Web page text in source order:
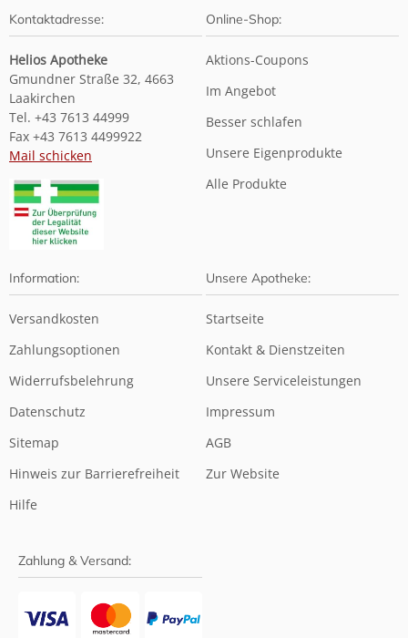
Kontaktadresse:
Helios Apotheke
Gmundner Straße 32, 4663
Laakirchen
Tel. +43 7613 44999
Fax +43 7613 4499922
Mail schicken
Online-Shop:
Aktions-Coupons
Im Angebot
Besser schlafen
Unsere Eigenprodukte
Alle Produkte
Information:
Versandkosten
Zahlungsoptionen
Widerrufsbelehrung
Datenschutz
Sitemap
Hinweis zur Barrierefreiheit
Hilfe
Unsere Apotheke:
Startseite
Kontakt & Dienstzeiten
Unsere Serviceleistungen
Impressum
AGB
Zur Website
Zahlung & Versand: